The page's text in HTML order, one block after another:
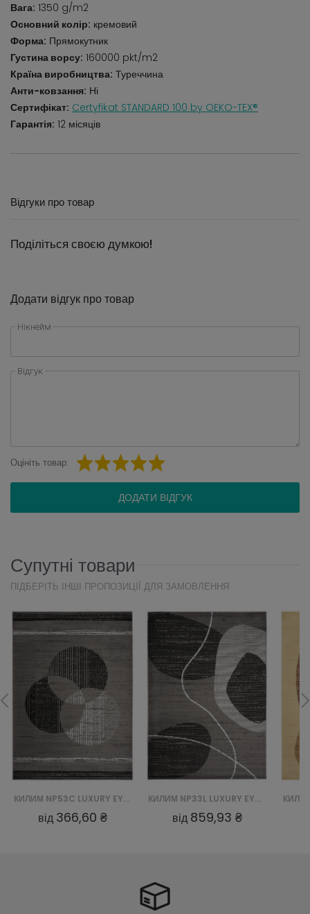
Вага: 1350 g/m2
Основний колір: кремовий
Форма: Прямокутник
Густина ворсу: 160000 pkt/m2
Країна виробництва: Туреччина
Анти-ковзання: Ні
Сертифікат: Certyfikat STANDARD 100 by OEKO-TEX®
Гарантія: 12 місяців
Відгуки про товар
Поділіться своєю думкою!
Додати відгук про товар
Нікнейм
Відгук
Оцініть товар:
ДОДАТИ ВІДГУК
Супутні товари
ПІДБЕРІТЬ ІНШІ ПРОПОЗИЦІЇ ДЛЯ ЗАМОВЛЕННЯ
КИЛИМ NP53C LUXURY EYM - SZARY
від 366,60 ₴
КИЛИМ NP33L LUXURY EYM - SZARY
від 859,93 ₴